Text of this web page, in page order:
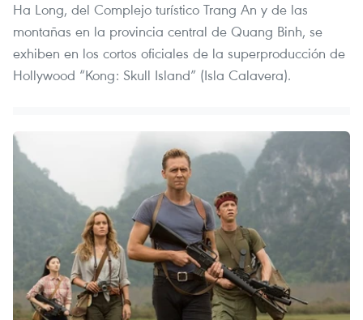
Ha Long, del Complejo turístico Trang An y de las
montañas en la provincia central de Quang Binh, se
exhiben en los cortos oficiales de la superproducción de
Hollywood “Kong: Skull Island” (Isla Calavera).